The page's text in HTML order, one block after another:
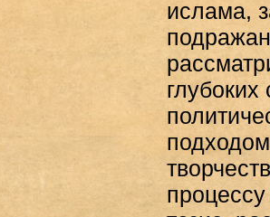
ислама,
глубоких